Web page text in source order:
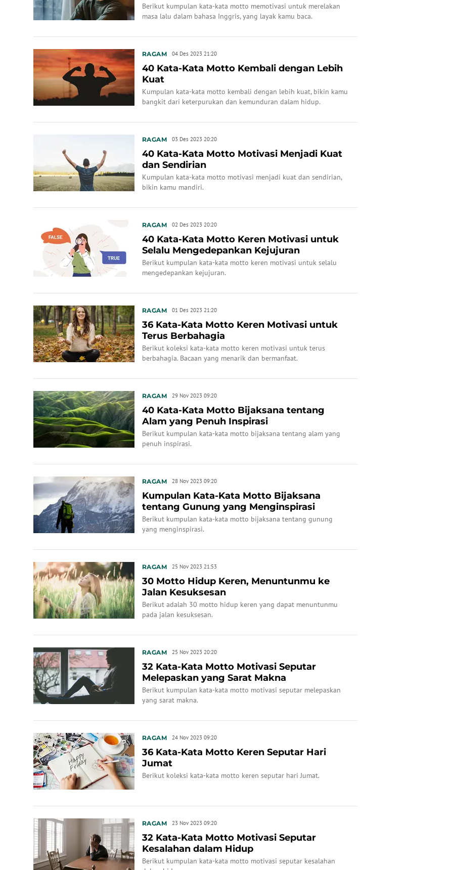
Berikut kumpulan kata-kata motto memotivasi untuk merelakan
masa lalu dalam bahasa Inggris, yang layak kamu baca.
RAGAM 04 Des 2023 21:20
40 Kata-Kata Motto Kembali dengan Lebih
Kuat
Kumpulan kata-kata motto kembali dengan lebih kuat, bikin kamu
bangkit dari keterpurukan dan kemunduran dalam hidup.
RAGAM 03 Des 2023 20:20
40 Kata-Kata Motto Motivasi Menjadi Kuat
dan Sendirian
Kumpulan kata-kata motto motivasi menjadi kuat dan sendirian,
bikin kamu mandiri.
RAGAM 02 Des 2023 20:20
40 Kata-Kata Motto Keren Motivasi untuk
Selalu Mengedepankan Kejujuran
Berikut kumpulan kata-kata motto keren motivasi untuk selalu
mengedepankan kejujuran.
RAGAM 01 Des 2023 21:20
36 Kata-Kata Motto Keren Motivasi untuk
Terus Berbahagia
Berikut koleksi kata-kata motto keren motivasi untuk terus
berbahagia. Bacaan yang menarik dan bermanfaat.
RAGAM 29 Nov 2023 09:20
40 Kata-Kata Motto Bijaksana tentang
Alam yang Penuh Inspirasi
Berikut kumpulan kata-kata motto bijaksana tentang alam yang
penuh inspirasi.
RAGAM 28 Nov 2023 09:20
Kumpulan Kata-Kata Motto Bijaksana
tentang Gunung yang Menginspirasi
Berikut kumpulan kata-kata motto bijaksana tentang gunung
yang menginspirasi.
RAGAM 25 Nov 2023 21:53
30 Motto Hidup Keren, Menuntunmu ke
Jalan Kesuksesan
Berikut adalah 30 motto hidup keren yang dapat menuntunmu
pada jalan kesuksesan.
RAGAM 25 Nov 2023 20:20
32 Kata-Kata Motto Motivasi Seputar
Melepaskan yang Sarat Makna
Berikut kumpulan kata-kata motto motivasi seputar melepaskan
yang sarat makna.
RAGAM 24 Nov 2023 09:20
36 Kata-Kata Motto Keren Seputar Hari
Jumat
Berikut koleksi kata-kata motto keren seputar hari Jumat.
RAGAM 23 Nov 2023 09:20
32 Kata-Kata Motto Motivasi Seputar
Kesalahan dalam Hidup
Berikut kumpulan kata-kata motto motivasi seputar kesalahan